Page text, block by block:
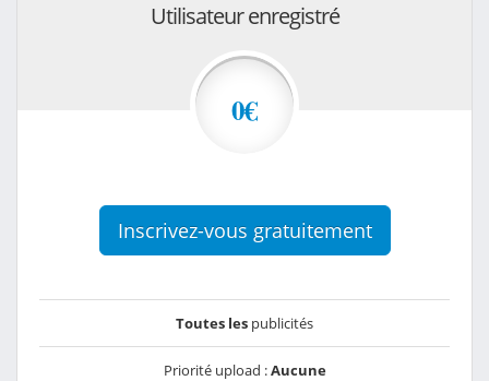
Utilisateur enregistré
0€
Inscrivez-vous gratuitement
Toutes les publicités
Priorité upload :Aucune